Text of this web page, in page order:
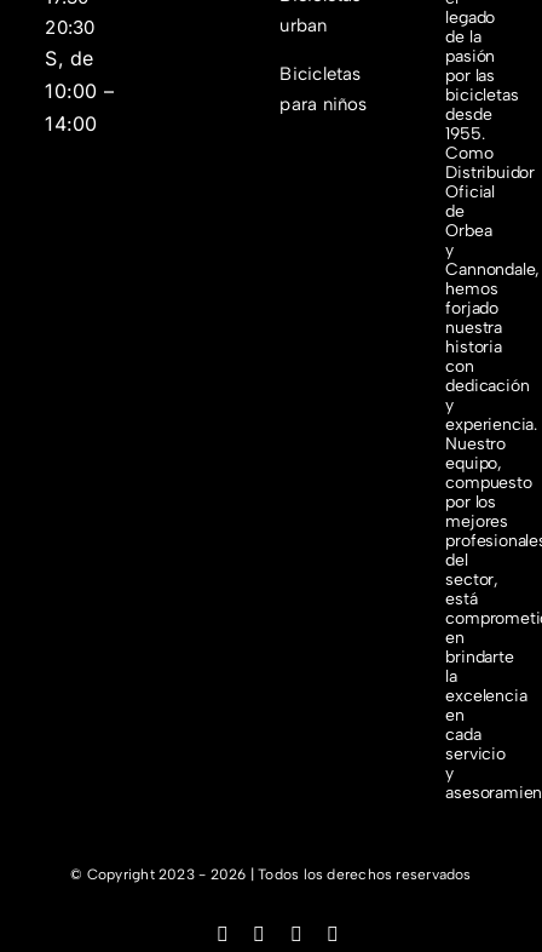
20:30
S, de
10:00 –
14:00
urban
Bicicletas
para niños
legado
de la
pasión
por las
bicicletas
desde
1955.
Como
Distribuidor
Oficial
de
Orbea
y
Cannondale,
hemos
forjado
nuestra
historia
con
dedicación
y
experiencia.
Nuestro
equipo,
compuesto
por los
mejores
del
sector,
está
en
brindarte
la
excelencia
en
cada
servicio
y
© Copyright 2023 - 2026 | Todos los derechos reservados